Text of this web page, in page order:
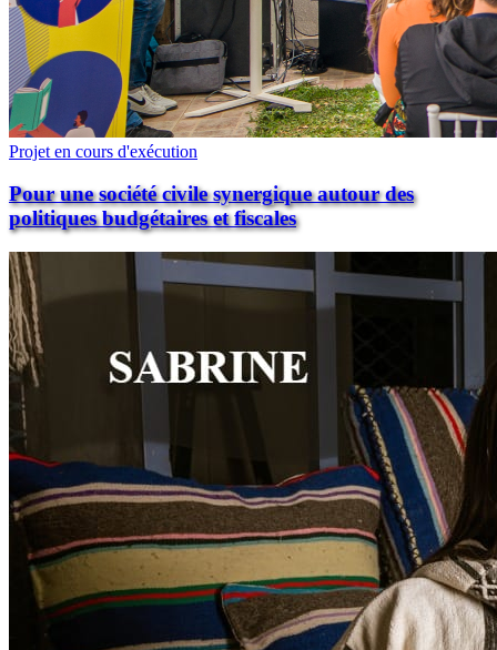
Projet en cours d'exécution
Pour une société civile synergique autour des
politiques budgétaires et fiscales